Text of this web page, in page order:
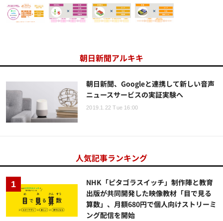
朝日新聞アルキキ
朝日新聞、Googleと連携して新しい音声
ニュースサービスの実証実験へ
2019.1.22 Tue 16:00
人気記事ランキング
NHK「ピタゴラスイッチ」制作陣と教育
出版が共同開発した映像教材「目で見る
算数」、月額680円で個人向けストリーミ
ング配信を開始